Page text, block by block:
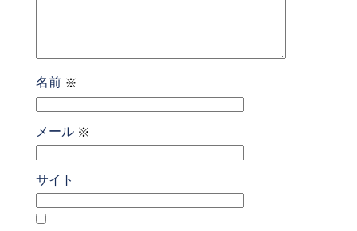
名前 ※
メール ※
サイト